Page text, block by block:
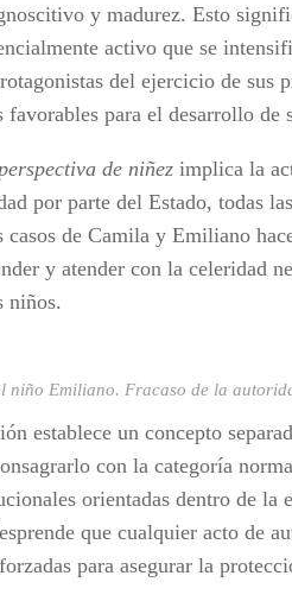
y madurez. Esto
activo que se
del ejercicio de sus
favorables para el desarrollo de
perspectiva de niñez implica la
por parte del Estado, todas
de Camila y Emiliano
y atender con la celeridad
niños.
niño Emiliano. Fracaso de la
establece un concepto
con la categoría
orientadas dentro de la
que cualquier acto de
para asegurar la